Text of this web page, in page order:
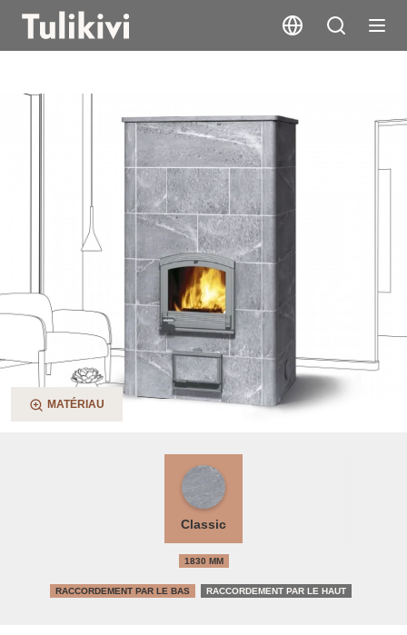
TTU2700/4
MATÉRIAU
Classic
1830 MM
RACCORDEMENT PAR LE BAS RACCORDEMENT PAR LE HAUT